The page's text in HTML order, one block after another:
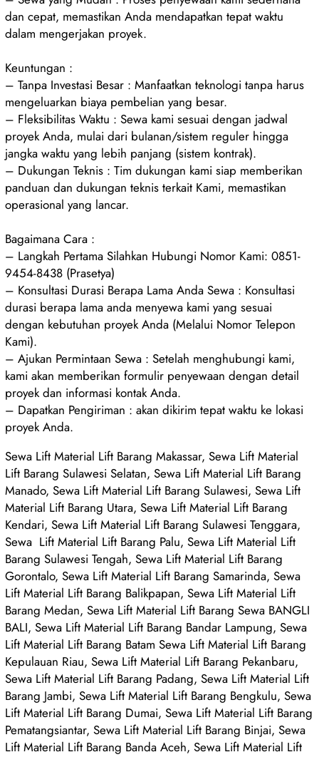
dan cepat, memastikan Anda mendapatkan tepat waktu
dalam mengerjakan proyek.
Keuntungan :
– Tanpa Investasi Besar : Manfaatkan teknologi tanpa harus
mengeluarkan biaya pembelian yang besar.
– Fleksibilitas Waktu : Sewa kami sesuai dengan jadwal
proyek Anda, mulai dari bulanan/sistem reguler hingga
jangka waktu yang lebih panjang (sistem kontrak).
– Dukungan Teknis : Tim dukungan kami siap memberikan
panduan dan dukungan teknis terkait Kami, memastikan
operasional yang lancar.
Bagaimana Cara :
– Langkah Pertama Silahkan Hubungi Nomor Kami: 0851-
9454-8438 (Prasetya)
– Konsultasi Durasi Berapa Lama Anda Sewa : Konsultasi
durasi berapa lama anda menyewa kami yang sesuai
dengan kebutuhan proyek Anda (Melalui Nomor Telepon
Kami).
– Ajukan Permintaan Sewa : Setelah menghubungi kami,
kami akan memberikan formulir penyewaan dengan detail
proyek dan informasi kontak Anda.
– Dapatkan Pengiriman : akan dikirim tepat waktu ke lokasi
proyek Anda.
Sewa Lift Material Lift Barang Makassar, Sewa Lift Material
Lift Barang Sulawesi Selatan, Sewa Lift Material Lift Barang
Manado, Sewa Lift Material Lift Barang Sulawesi, Sewa Lift
Material Lift Barang Utara, Sewa Lift Material Lift Barang
Kendari, Sewa Lift Material Lift Barang Sulawesi Tenggara,
Sewa Lift Material Lift Barang Palu, Sewa Lift Material Lift
Barang Sulawesi Tengah, Sewa Lift Material Lift Barang
Gorontalo, Sewa Lift Material Lift Barang Samarinda, Sewa
Lift Material Lift Barang Balikpapan, Sewa Lift Material Lift
Barang Medan, Sewa Lift Material Lift Barang Sewa BANGLI
BALI, Sewa Lift Material Lift Barang Bandar Lampung, Sewa
Lift Material Lift Barang Batam Sewa Lift Material Lift Barang
Kepulauan Riau, Sewa Lift Material Lift Barang Pekanbaru,
Sewa Lift Material Lift Barang Padang, Sewa Lift Material Lift
Barang Jambi, Sewa Lift Material Lift Barang Bengkulu, Sewa
Lift Material Lift Barang Dumai, Sewa Lift Material Lift Barang
Pematangsiantar, Sewa Lift Material Lift Barang Binjai, Sewa
Lift Material Lift Barang Banda Aceh, Sewa Lift Material Lift